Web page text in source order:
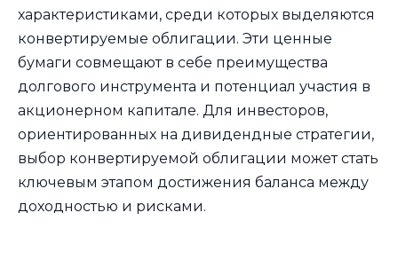
характеристиками, среди которых выделяются
конвертируемые облигации. Эти ценные
бумаги совмещают в себе преимущества
долгового инструмента и потенциал участия в
акционерном капитале. Для инвесторов,
ориентированных на дивидендные стратегии,
выбор конвертируемой облигации может стать
ключевым этапом достижения баланса между
доходностью и рисками.